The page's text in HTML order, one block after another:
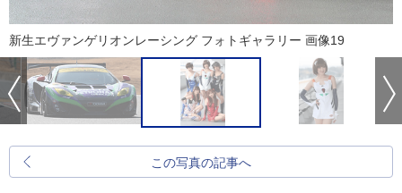
新生エヴァンゲリオンレーシング フォトギャラリー 画像19
この写真の記事へ